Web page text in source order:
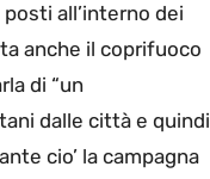
all’interno dei
anche il coprifuoco
di “un
dalle città e quindi
cio’ la campagna